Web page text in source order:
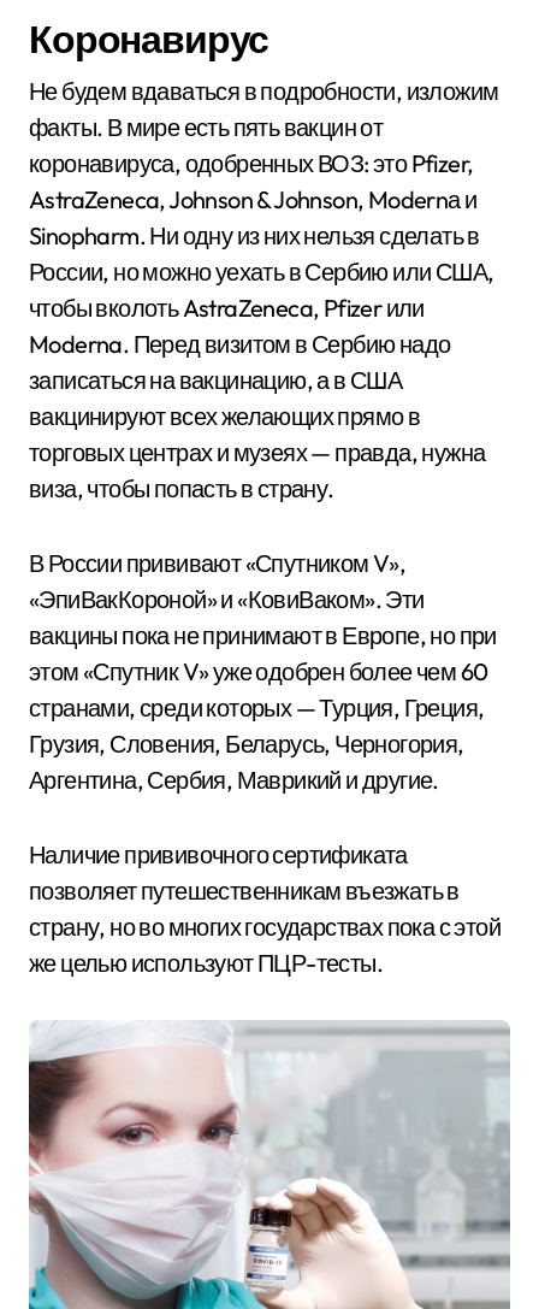
Коронавирус
Не будем вдаваться в подробности, изложим
факты. В мире есть пять вакцин от
коронавируса, одобренных ВОЗ: это Pfizer,
AstraZeneca, Johnson & Johnson, Modernа и
Sinopharm. Ни одну из них нельзя сделать в
России, но можно уехать в Сербию или США,
чтобы вколоть AstraZeneca, Pfizer или
Moderna. Перед визитом в Сербию надо
записаться на вакцинацию, а в США
вакцинируют всех желающих прямо в
торговых центрах и музеях — правда, нужна
виза, чтобы попасть в страну.
В России прививают «Спутником V»,
«ЭпиВакКороной» и «КовиВаком». Эти
вакцины пока не принимают в Европе, но при
этом «Спутник V» уже одобрен более чем 60
странами, среди которых — Турция, Греция,
Грузия, Словения, Беларусь, Черногория,
Аргентина, Сербия, Маврикий и другие.
Наличие прививочного сертификата
позволяет путешественникам въезжать в
страну, но во многих государствах пока с этой
же целью используют ПЦР-тесты.